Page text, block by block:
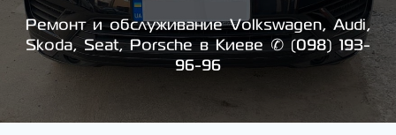
Ремонт и обслуживание Volkswagen, Audi,
Skoda, Seat, Porsche в Киеве ✆ (098) 193-
96-96